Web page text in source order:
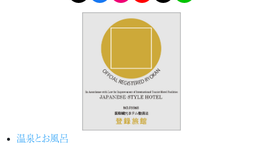
温泉とお風呂